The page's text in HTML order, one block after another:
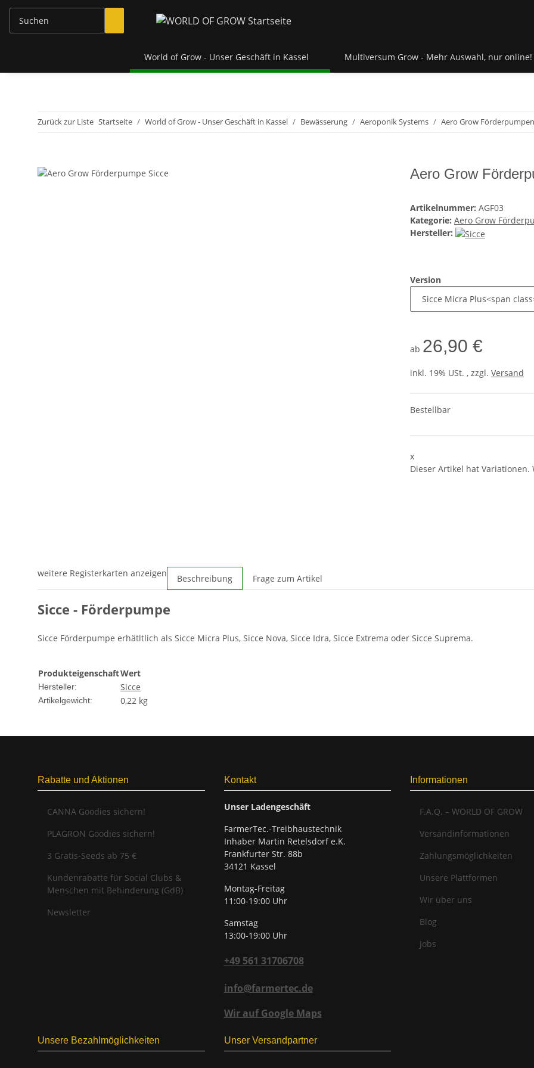
World of Grow - Unser Geschäft in Kassel Multiversum Grow - Mehr Auswahl, nur online!
Zurück zur Liste Startseite World of Grow - Unser Geschäft in Kassel Bewässerung Aeroponik Systems Aero Grow Förderpumpen
Aero Grow
Artikelnummer: AGF03
Kategorie: Aero Grow
Hersteller:
Version
ab 26,90 €
inkl. 19% USt. , zzgl. Versand
Bestellbar
x
Dieser Artikel hat
weitere Registerkarten anzeigen Beschreibung Frage zum Artikel
Sicce - Förderpumpe
Sicce Förderpumpe erhätltlich als Sicce Micra Plus, Sicce Nova, Sicce Idra, Sicce Extrema oder Sicce Suprema.
ProdukteigenschaftWert
Hersteller: Sicce
Artikelgewicht: 0,22 kg
Rabatte und Aktionen
CANNA Goodies sichern!
PLAGRON Goodies sichern!
3 Gratis-Seeds ab 75 €
Kundenrabatte für Social Clubs &
Menschen mit Behinderung (GdB)
Newsletter
Kontakt
Unser Ladengeschäft
FarmerTec.-Treibhaustechnik
Inhaber Martin Retelsdorf e.K.
Frankfurter Str. 88b
34121 Kassel
Montag-Freitag
11:00-19:00 Uhr
Samstag
13:00-19:00 Uhr
+49 561 31706708
info@farmertec.de
Wir auf Google Maps
Informationen
F.A.Q. – WORLD OF GROW
Versandinformationen
Zahlungsmöglichkeiten
Unsere Plattformen
Wir über uns
Blog
Jobs
Unsere Bezahlmöglichkeiten Unser Versandpartner